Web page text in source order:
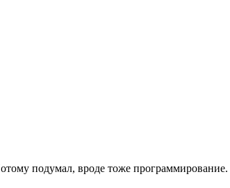
подумал, вроде тоже программирование.